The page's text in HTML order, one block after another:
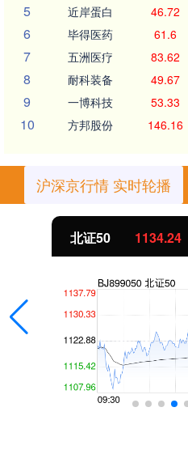
5 近岸蛋白 46.72
6 毕得医药 61.6
7 五洲医疗 83.62
8 耐科装备 49.67
9 一博科技 53.33
10 方邦股份 146.16
沪深京行情 实时轮播
北证50 1134.24